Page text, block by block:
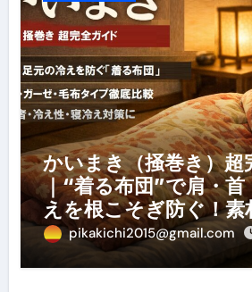
かいまき（掻巻き）超
｜“着る布団”で肩・首
えを根こそぎ防ぐ！素
め・選び方・洗い方・
pikakichi2015@gmail.com